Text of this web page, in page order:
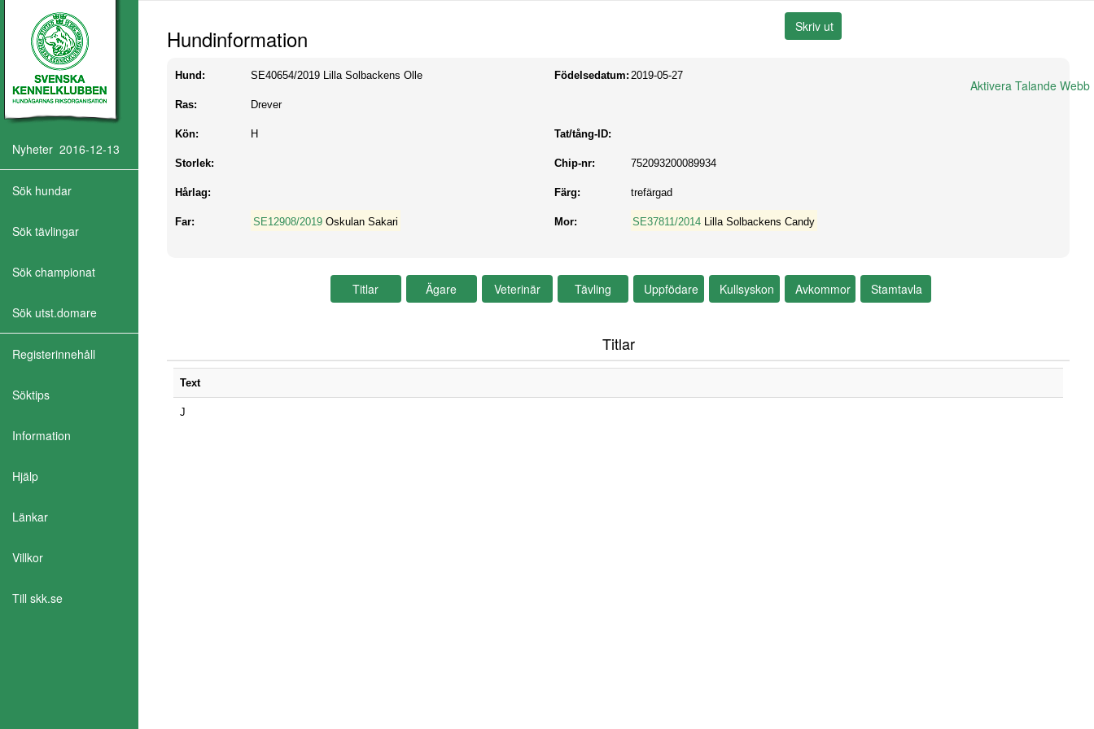
Aktivera Talande Webb
Nyheter 2016-12-13
Sök hundar
Sök tävlingar
Sök championat
Sök utst.domare
Registerinnehåll
Söktips
Information
Hjälp
Länkar
Villkor
Till skk.se
Hundinformation
Hund: SE40654/2019 Lilla Solbackens Olle Födelsedatum: 2019-05-27
Ras: Drever
Kön: H Tat/tång-ID:
Storlek: Chip-nr: 752093200089934
Hårlag: Färg: trefärgad
Far: SE12908/2019 Oskulan Sakari Mor: SE37811/2014 Lilla Solbackens Candy
Titlar
Text
J